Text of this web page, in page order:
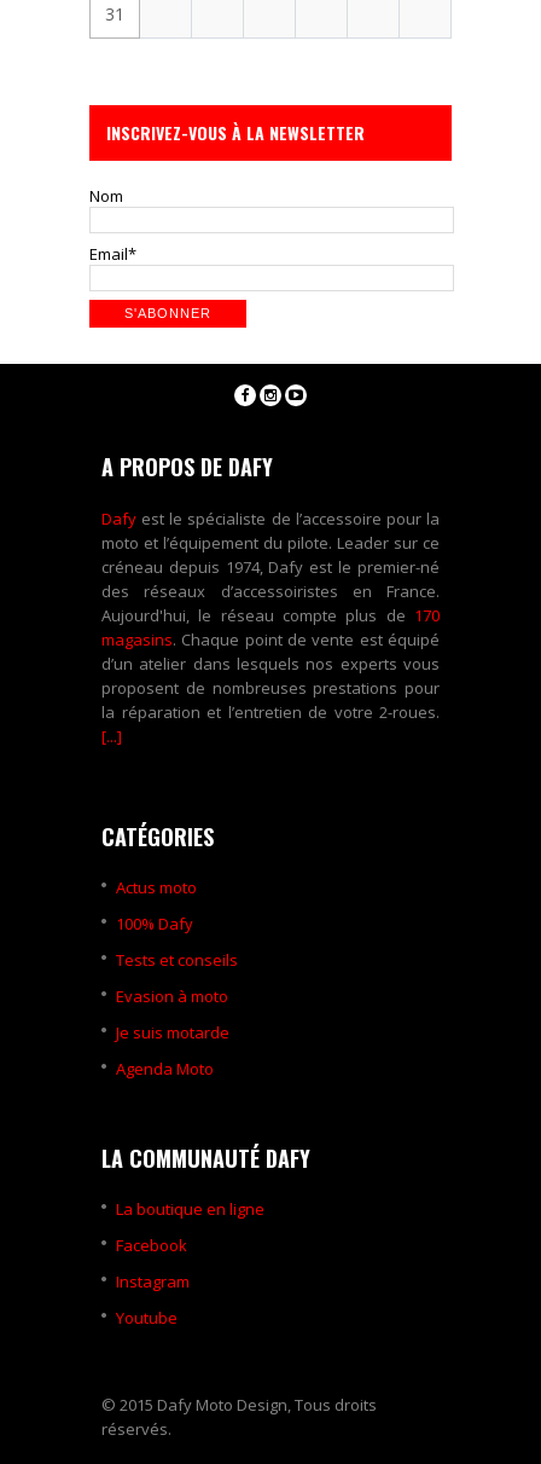
31
INSCRIVEZ-VOUS À LA NEWSLETTER
Nom
Email*
A PROPOS DE DAFY
Dafy est le spécialiste de l’accessoire pour la
moto et l’équipement du pilote. Leader sur ce
créneau depuis 1974, Dafy est le premier-né
des réseaux d’accessoiristes en France.
Aujourd'hui, le réseau compte plus de 170
magasins. Chaque point de vente est équipé
d’un atelier dans lesquels nos experts vous
proposent de nombreuses prestations pour
la réparation et l’entretien de votre 2-roues.
[...]
CATÉGORIES
Actus moto
100% Dafy
Tests et conseils
Evasion à moto
Je suis motarde
Agenda Moto
LA COMMUNAUTÉ DAFY
La boutique en ligne
Facebook
Instagram
Youtube
© 2015 Dafy Moto Design, Tous droits
réservés.